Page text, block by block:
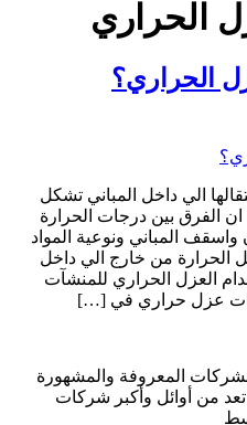
الحراري
الحراري؟
الي داخل المباني تشكل
الفرق بين درجات الحرارة
واسقف المباني ونوعية المواد
الحرارة من خارج الي داخل
العزل الحراري للمنشآت
عزل حراري في […]
المعروفة والمشهورة
تعد من أوائل وأكبر شركات